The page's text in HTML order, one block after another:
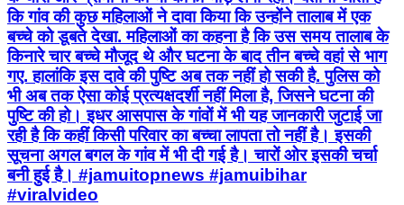
कि गांव की कुछ महिलाओं ने दावा किया कि उन्होंने तालाब में एक
बच्चे को डूबते देखा. महिलाओं का कहना है कि उस समय तालाब के
किनारे चार बच्चे मौजूद थे और घटना के बाद तीन बच्चे वहां से भाग
गए. हालांकि इस दावे की पुष्टि अब तक नहीं हो सकी है. पुलिस को
भी अब तक ऐसा कोई प्रत्यक्षदर्शी नहीं मिला है, जिसने घटना की
पुष्टि की हो। इधर आसपास के गांवों में भी यह जानकारी जुटाई जा
रही है कि कहीं किसी परिवार का बच्चा लापता तो नहीं है। इसकी
सूचना अगल बगल के गांव में भी दी गई है। चारों ओर इसकी चर्चा
बनी हुई है। #jamuitopnews #jamuibihar
#viralvideo